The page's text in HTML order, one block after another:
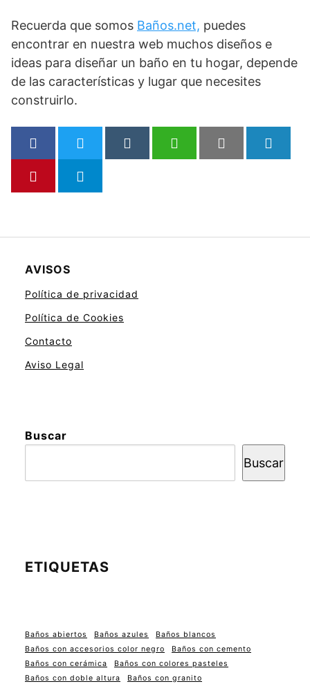
Recuerda que somos Baños.net, puedes
encontrar en nuestra web muchos diseños e
ideas para diseñar un baño en tu hogar, depende
de las características y lugar que necesites
construirlo.
AVISOS
Política de privacidad
Política de Cookies
Contacto
Aviso Legal
Buscar
Buscar
ETIQUETAS
Baños abiertos Baños azules
Baños blancos
Baños con accesorios color negro
Baños con cemento
Baños con cerámica
Baños con colores pasteles
Baños con doble altura
Baños con granito